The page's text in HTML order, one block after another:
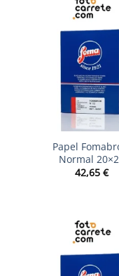
Papel
Normal
42,65 €